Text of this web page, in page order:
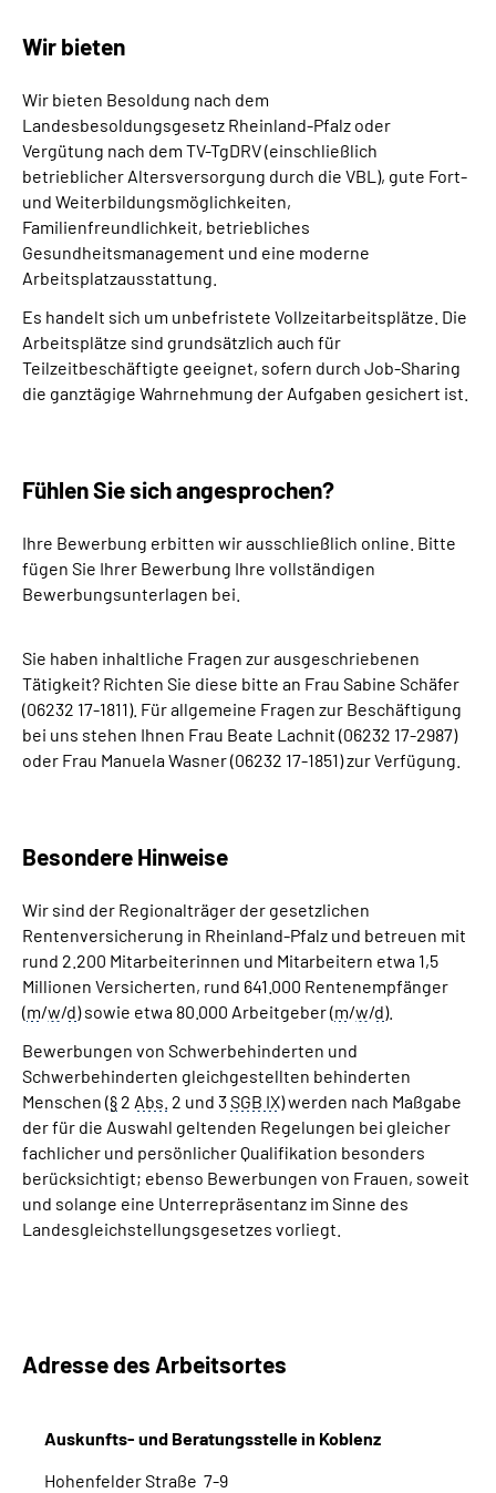
Wir bieten
Wir bieten Besoldung nach dem
Landesbesoldungsgesetz Rheinland-Pfalz oder
Vergütung nach dem TV-TgDRV (einschließlich
betrieblicher Altersversorgung durch die VBL), gute Fort-
und Weiterbildungsmöglichkeiten,
Familienfreundlichkeit, betriebliches
Gesundheitsmanagement und eine moderne
Arbeitsplatzausstattung.
Es handelt sich um unbefristete Vollzeitarbeitsplätze. Die
Arbeitsplätze sind grundsätzlich auch für
Teilzeitbeschäftigte geeignet, sofern durch Job-Sharing
die ganztägige Wahrnehmung der Aufgaben gesichert ist.
Fühlen Sie sich angesprochen?
Ihre Bewerbung erbitten wir ausschließlich online. Bitte
fügen Sie Ihrer Bewerbung Ihre vollständigen
Bewerbungsunterlagen bei.
Sie haben inhaltliche Fragen zur ausgeschriebenen
Tätigkeit? Richten Sie diese bitte an Frau Sabine Schäfer
(06232 17-1811). Für allgemeine Fragen zur Beschäftigung
bei uns stehen Ihnen Frau Beate Lachnit (06232 17-2987)
oder Frau Manuela Wasner (06232 17-1851)zur Verfügung.
Besondere Hinweise
Wir sind der Regionalträger der gesetzlichen
Rentenversicherung in Rheinland-Pfalz und betreuen mit
rund 2.200 Mitarbeiterinnen und Mitarbeitern etwa 1,5
Millionen Versicherten, rund 641.000 Rentenempfänger
(m/w/d) sowie etwa 80.000 Arbeitgeber (m/w/d).
Bewerbungen von Schwerbehinderten und
Schwerbehinderten gleichgestellten behinderten
Menschen (§ 2 Abs. 2 und 3SGB IX) werden nach Maßgabe
der für die Auswahl geltenden Regelungen bei gleicher
fachlicher und persönlicher Qualifikation besonders
berücksichtigt; ebenso Bewerbungen von Frauen, soweit
und solange eine Unterrepräsentanz im Sinne des
Landesgleichstellungsgesetzes vorliegt.
Adresse des Arbeitsortes
Auskunfts- und Beratungsstelle in Koblenz
Hohenfelder Straße 7-9